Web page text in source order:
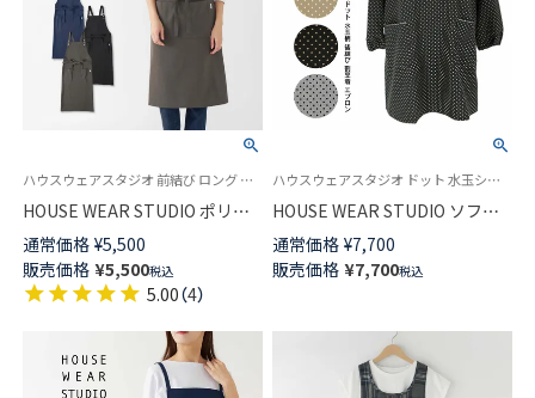
ハウスウェアスタジオ 前結び ロング エプロン 婦人
HOUSE WEAR STUDIO ポリエ
ステルトロ 無地 ポリエステル
100％ 無地 前結び ロング エプ
ロン レディース 70375050
通常価格 ¥5,500
販売価格 ¥5,500税込
5.00（4）
ハウスウェアスタジオ ドット 水玉シワになりにくい ポリエステル素材 かっぽう着 カッポー ギフト プレゼント
HOUSE WEAR STUDIO ソフテ
ィドット ポリエステル100％ 水
玉柄 後結び 割烹着 スモック レ
ディース エプロン 70371474
通常価格 ¥7,700
販売価格 ¥7,700税込